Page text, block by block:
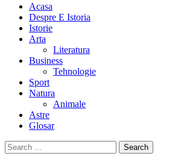
Acasa
Despre E Istoria
Istorie
Arta
Literatura
Business
Tehnologie
Sport
Natura
Animale
Astre
Glosar
Search
for: